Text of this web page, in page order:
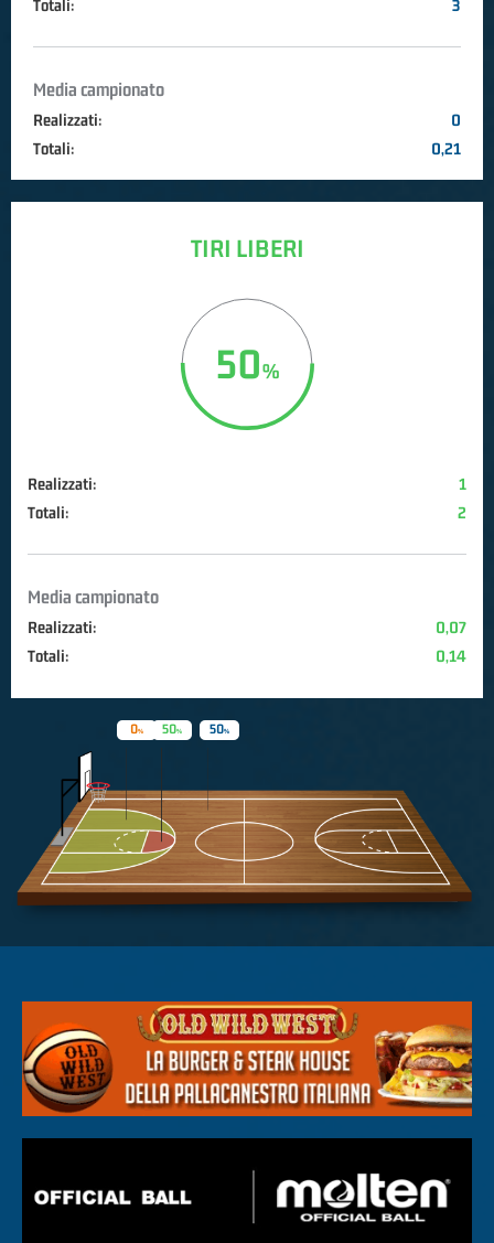
Totali: 3
Media campionato
Realizzati:
0
Totali:
0,21
TIRI LIBERI
50
Realizzati:
1
Totali:
2
Media campionato
Realizzati:
0,07
Totali:
0,14
50
0 50